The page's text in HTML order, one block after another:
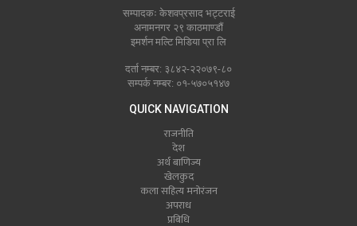
सम्पादकः केशवप्रसाद भट्टराई
अनामनगर २९ काठमाण्डौं
इमर्शन मल्टि मिडिया प्रा लि
दर्ता नम्बर: ३८४२-२२०७९-८०
सम्पर्क नम्बर: ०१-५७०५१४७
QUICK NAVIGATION
राजनीति
देश
अर्थ बाणिज्य
खेलकुद
कला सहित्य मनोरंजन
अपराध
प्रबिधि